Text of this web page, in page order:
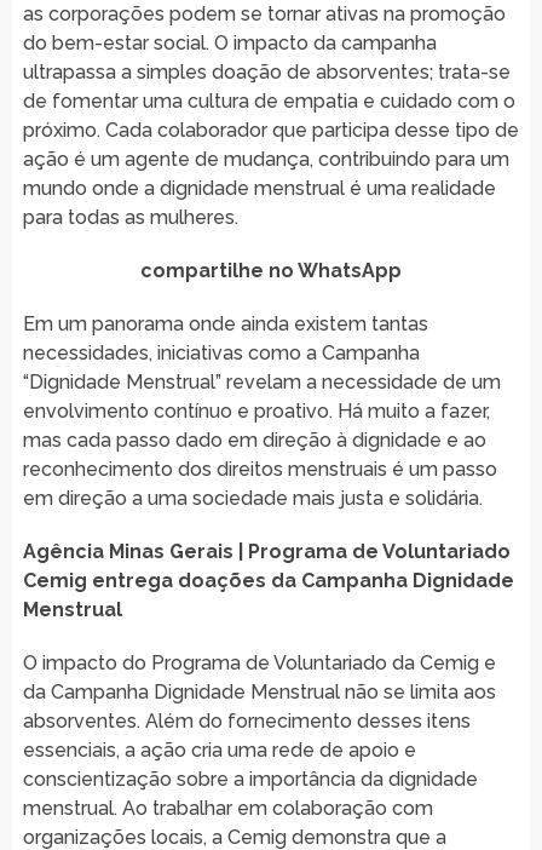
as corporações podem se tornar ativas na promoção
do bem-estar social. O impacto da campanha
ultrapassa a simples doação de absorventes; trata-se
de fomentar uma cultura de empatia e cuidado com o
próximo. Cada colaborador que participa desse tipo de
ação é um agente de mudança, contribuindo para um
mundo onde a dignidade menstrual é uma realidade
para todas as mulheres.
compartilhe no WhatsApp
Em um panorama onde ainda existem tantas
necessidades, iniciativas como a Campanha
“Dignidade Menstrual” revelam a necessidade de um
envolvimento contínuo e proativo. Há muito a fazer,
mas cada passo dado em direção à dignidade e ao
reconhecimento dos direitos menstruais é um passo
em direção a uma sociedade mais justa e solidária.
Agência Minas Gerais | Programa de Voluntariado
Cemig entrega doações da Campanha Dignidade
Menstrual
O impacto do Programa de Voluntariado da Cemig e
da Campanha Dignidade Menstrual não se limita aos
absorventes. Além do fornecimento desses itens
essenciais, a ação cria uma rede de apoio e
conscientização sobre a importância da dignidade
menstrual. Ao trabalhar em colaboração com
organizações locais, a Cemig demonstra que a